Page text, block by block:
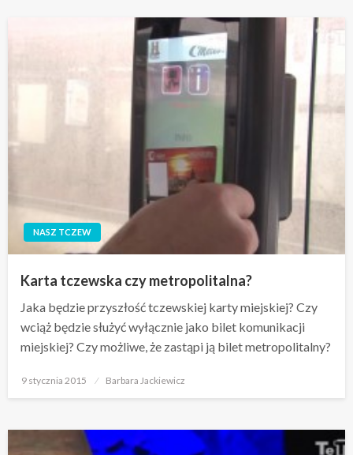
NASZ TCZEW
Karta tczewska czy metropolitalna?
Jaka będzie przyszłość tczewskiej karty miejskiej? Czy
wciąż będzie służyć wyłącznie jako bilet komunikacji
miejskiej? Czy możliwe, że zastąpi ją bilet metropolitalny?
Opublikowane
9 stycznia 2015 Barbara Jackiewicz